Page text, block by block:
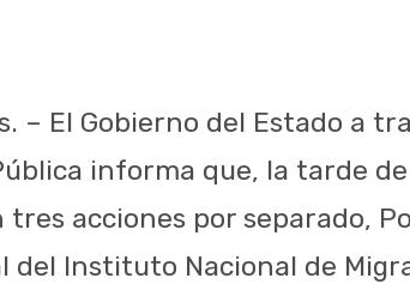
– El Gobierno del Estado a
informa que, la tarde
acciones por separado,
Instituto Nacional de